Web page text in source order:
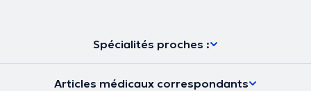
Spécialités proches :
Articles médicaux correspondants